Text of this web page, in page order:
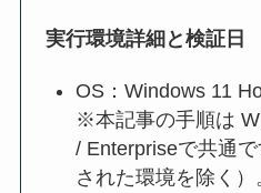
実行環境詳細と検証日
OS：Windows 11
※本記事の手順は
/ Enterpriseで共通
された環境を除く）